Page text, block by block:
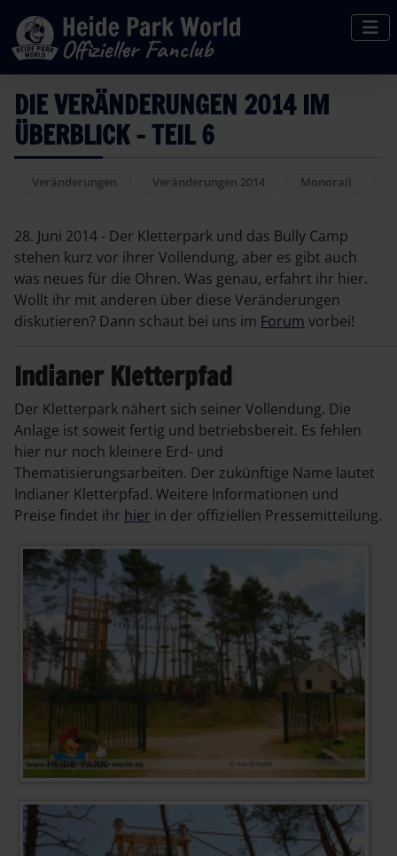
DIE VERÄNDERUNGEN 2014 IM
ÜBERBLICK - TEIL 6
Veränderungen Veränderungen 2014 Monorail
28. Juni 2014 - Der Kletterpark und das Bully Camp
stehen kurz vor ihrer Vollendung, aber es gibt auch
was neues für die Ohren. Was genau, erfahrt ihr hier.
Wollt ihr mit anderen über diese Veränderungen
diskutieren? Dann schaut bei uns im Forum vorbei!
Indianer Kletterpfad
Der Kletterpark nähert sich seiner Vollendung. Die
Anlage ist soweit fertig und betriebsbereit. Es fehlen
hier nur noch kleinere Erd- und
Thematisierungsarbeiten. Der zukünftige Name lautet
Indianer Kletterpfad. Weitere Informationen und
Preise findet ihr hier in der offiziellen Pressemitteilung.